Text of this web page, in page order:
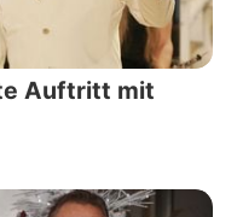
Auftritt mit